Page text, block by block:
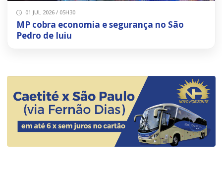
01 JUL 2026 / 05H30
MP cobra economia e segurança no São
Pedro de Iuiu